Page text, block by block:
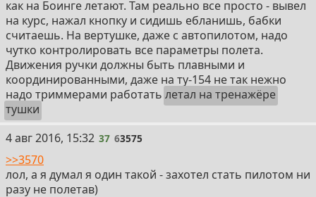
как на Боинге летают. Там реально все просто - вывел
на курс, нажал кнопку и сидишь ебланишь, бабки
считаешь. На вертушке, даже с автопилотом, надо
чутко контролировать все параметры полета.
Движения ручки должны быть плавными и
координированными, даже на ту-154 не так нежно
надо триммерами работать летал на тренажёре
тушки
37
4 авг 2016, 15:32 37 63575
>>3570
лол, а я думал я один такой - захотел стать пилотом ни
разу не полетав)